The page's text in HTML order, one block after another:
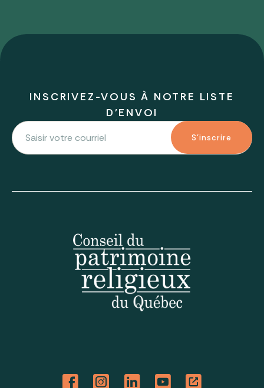
INSCRIVEZ-VOUS À NOTRE LISTE
D'ENVOI
S'inscrire